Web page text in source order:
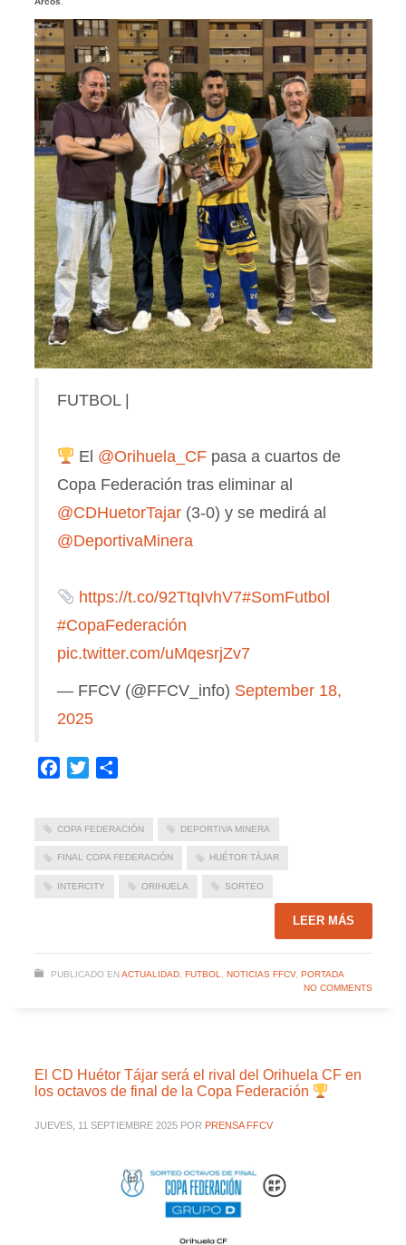
FUTBOL |
El @Orihuela_CF pasa a cuartos de
Copa Federación tras eliminar al
@CDHuetorTajar(3-0) y se medirá al
@DeportivaMinera
https://t.co/92TtqIvhV7#SomFutbol
#CopaFederación
pic.twitter.com/uMqesrjZv7
— FFCV (@FFCV_info) September 18,
2025
Facebook
Twitter
COPA FEDERACIÓN DEPORTIVA MINERA
FINAL COPA FEDERACIÓN HUÉTOR TÁJAR
INTERCITY ORIHUELA SORTEO
LEER MÁS
PUBLICADO EN ACTUALIDAD, FUTBOL NOTICIAS FFCV, PORTADA
NO COMMENTS
El CD Huétor Tájar será el rival del Orihuela CF en
los octavos de final de la Copa Federación
JUEVES, 11 SEPTIEMBRE 2025 POR PRENSA FFCV